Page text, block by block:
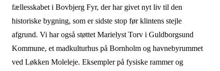
fællesskabet i Bovbjerg Fyr, der har givet nyt liv til den
historiske bygning, som er sidste stop før klintens stejle
afgrund. Vi har også støttet Marielyst Torv i Guldborgsund
Kommune, et madkulturhus på Bornholm og havnebyrummet
ved Løkken Moleleje. Eksempler på fysiske rammer og